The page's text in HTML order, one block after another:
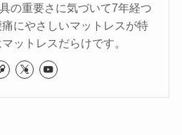
の重要さに気づいて7年経つ
にやさしいマットレスが特
ットレスだらけです。